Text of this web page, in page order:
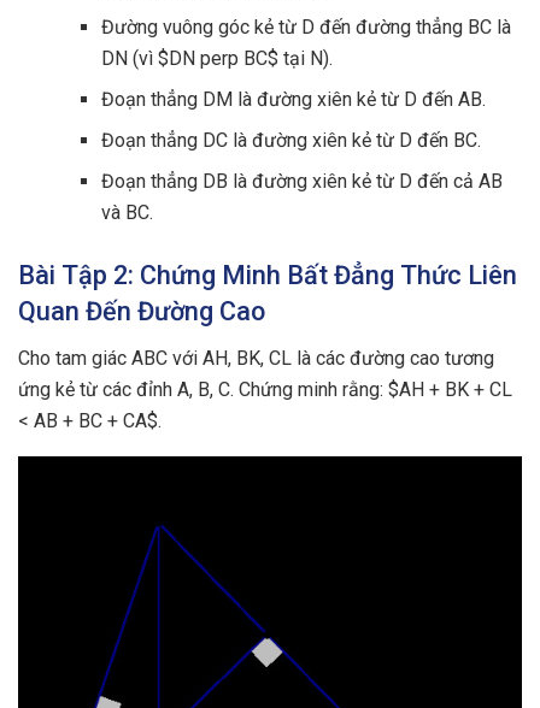
Đường vuông góc kẻ từ D đến đường thẳng BC là
DN (vì $DN perp BC$ tại N).
Đoạn thẳng DM là đường xiên kẻ từ D đến AB.
Đoạn thẳng DC là đường xiên kẻ từ D đến BC.
Đoạn thẳng DB là đường xiên kẻ từ D đến cả AB
và BC.
Bài Tập 2: Chứng Minh Bất Đẳng Thức Liên
Quan Đến Đường Cao
Cho tam giác ABC với AH, BK, CL là các đường cao tương
ứng kẻ từ các đỉnh A, B, C. Chứng minh rằng: $AH + BK + CL
< AB + BC + CA$.